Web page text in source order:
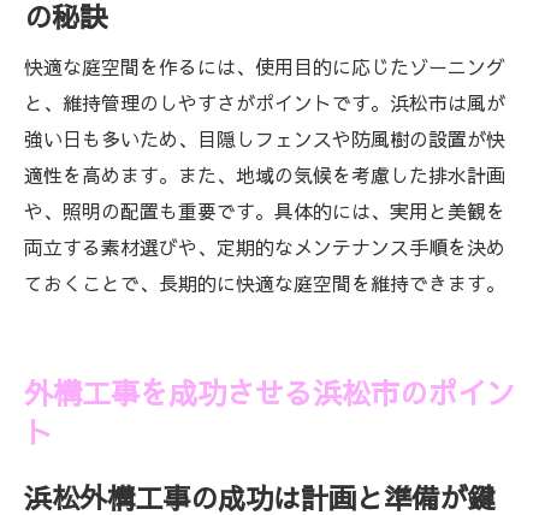
の秘訣
快適な庭空間を作るには、使用目的に応じたゾーニング
と、維持管理のしやすさがポイントです。浜松市は風が
強い日も多いため、目隠しフェンスや防風樹の設置が快
適性を高めます。また、地域の気候を考慮した排水計画
や、照明の配置も重要です。具体的には、実用と美観を
両立する素材選びや、定期的なメンテナンス手順を決め
ておくことで、長期的に快適な庭空間を維持できます。
外構工事を成功させる浜松市のポイン
ト
浜松外構工事の成功は計画と準備が鍵